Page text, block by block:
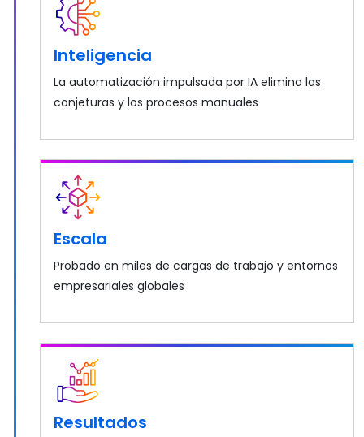
Inteligencia
La automatización impulsada por IA elimina las
conjeturas y los procesos manuales
Escala
Probado en miles de cargas de trabajo y entornos
empresariales globales
Resultados